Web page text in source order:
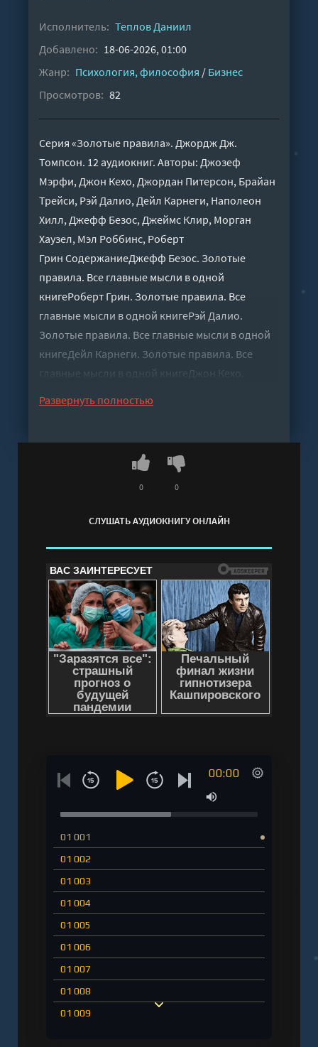
Исполнитель: Теплов Даниил
Добавлено: 18-06-2026, 01:00
Жанр: Психология, философия / Бизнес
Просмотров: 82
Серия «Золотые правила». Джордж Дж.
Томпсон. 12 аудиокниг. Авторы: Джозеф
Мэрфи, Джон Кехо, Джордан Питерсон, Брайан
Трейси, Рэй Далио, Дейл Карнеги, Наполеон
Хилл, Джефф Безос, Джеймс Клир, Морган
Хаузел, Мэл Роббинс, Роберт
Грин СодержаниеДжефф Безос. Золотые
правила. Все главные мысли в одной
книгеРоберт Грин. Золотые правила. Все
главные мысли в одной книгеРэй Далио.
Золотые правила. Все главные мысли в одной
книгеДейл Карнеги. Золотые правила. Все
главные мысли в одной книгеДжон Кехо.
подсознанием в одной книгеДжеймс Клир.
главные мысли в одной книгеДжордан
Питерсон. Золотые правила. 20 правил
правила. Все главные мысли в одной
книгеБрайан Трейси. Золотые правила. Все
главные мысли в одной книгеМорган Хаузел.
Золотые правила. Все главные мысли в одной
книгеНаполеон Хилл. Золотые правила. Все
главные мысли в одной книге
Слушать аудиокнигу "Серия «Золотые правила
- Мэрфи Джозеф" онлайн бесплатно без
регистрации - полная версия
Развернуть полностью
СЛУШАТЬ АУДИОКНИГУ ОНЛАЙН
0 0
00:00
01 001
01 002
01 003
01 004
01 005
01 006
01 007
01 008
01 009